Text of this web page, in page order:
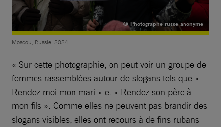
© Photographe russe anonyme
Moscou, Russie. 2024
« Sur cette photographie, on peut voir un groupe de
femmes rassemblées autour de slogans tels que «
Rendez moi mon mari » et « Rendez son père à
mon fils ». Comme elles ne peuvent pas brandir des
slogans visibles, elles ont recours à de fins rubans